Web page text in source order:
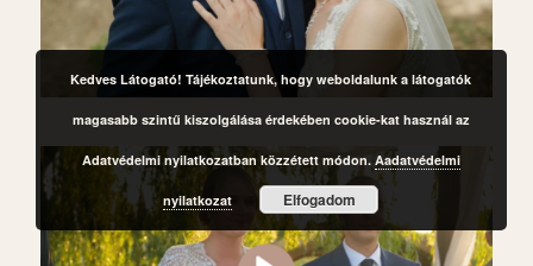
Kedves Látogató! Tájékoztatunk, hogy weboldalunk a látogatók
magasabb szintű kiszolgálása érdekében cookie-kat használ az
Adatvédelmi nyilatkozatban közzétett módon. Aadatvédelmi
nyilatkozat Elfogadom